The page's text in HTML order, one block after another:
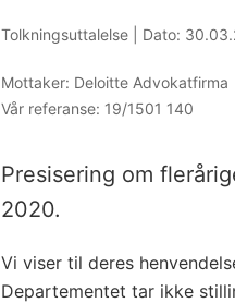
Tolkningsuttalelse | Dato:
Mottaker: Deloitte Advokatfirma
Vår referanse: 19/1501 140
Presisering om
2020.
Vi viser til deres
Departementet tar ikke